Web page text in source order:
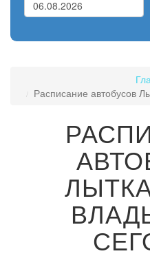
Расписание автобусов